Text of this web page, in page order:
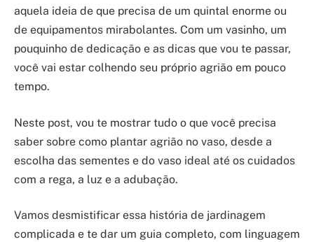
aquela ideia de que precisa de um quintal enorme ou
de equipamentos mirabolantes. Com um vasinho, um
pouquinho de dedicação e as dicas que vou te passar,
você vai estar colhendo seu próprio agrião em pouco
tempo.
Neste post, vou te mostrar tudo o que você precisa
saber sobre como plantar agrião no vaso, desde a
escolha das sementes e do vaso ideal até os cuidados
com a rega, a luz e a adubação.
Vamos desmistificar essa história de jardinagem
complicada e te dar um guia completo, com linguagem